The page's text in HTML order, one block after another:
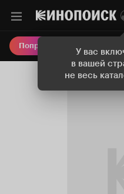
У вас
в вашей
не весь
Попробовать Плюс